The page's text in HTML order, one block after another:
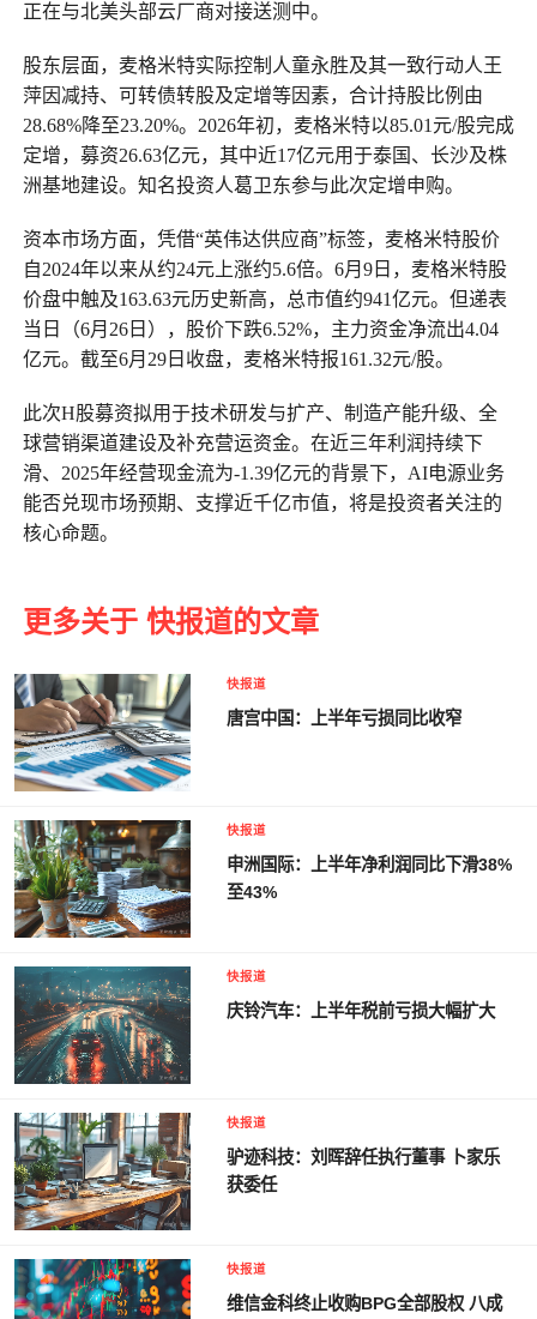
正在与北美头部云厂商对接送测中。
股东层面，麦格米特实际控制人童永胜及其一致行动人王
萍因减持、可转债转股及定增等因素，合计持股比例由
28.68%降至23.20%。2026年初，麦格米特以85.01元/股完成
定增，募资26.63亿元，其中近17亿元用于泰国、长沙及株
洲基地建设。知名投资人葛卫东参与此次定增申购。
资本市场方面，凭借“英伟达供应商”标签，麦格米特股价
自2024年以来从约24元上涨约5.6倍。6月9日，麦格米特股
价盘中触及163.63元历史新高，总市值约941亿元。但递表
当日（6月26日），股价下跌6.52%，主力资金净流出4.04
亿元。截至6月29日收盘，麦格米特报161.32元/股。
此次H股募资拟用于技术研发与扩产、制造产能升级、全
球营销渠道建设及补充营运资金。在近三年利润持续下
滑、2025年经营现金流为-1.39亿元的背景下，AI电源业务
能否兑现市场预期、支撑近千亿市值，将是投资者关注的
核心命题。
更多关于 快报道的文章
快报道
唐宫中国：上半年亏损同比收窄
快报道
申洲国际：上半年净利润同比下滑38%
至43%
快报道
庆铃汽车：上半年税前亏损大幅扩大
快报道
驴迹科技：刘晖辞任执行董事 卜家乐
获委任
快报道
维信金科终止收购BPG全部股权 八成